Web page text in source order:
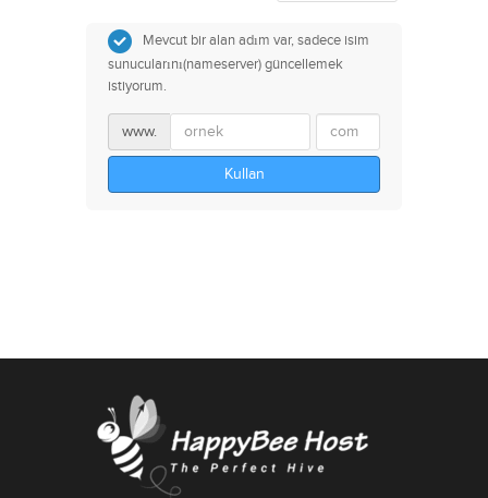
Mevcut bir alan adım var, sadece isim
sunucularını(nameserver) güncellemek
istiyorum.
www.
Kullan